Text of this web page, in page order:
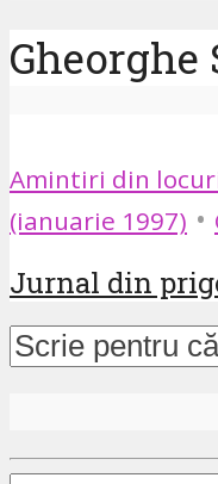
Gheorghe
Amintiri din
(ianuarie 1997) •
Jurnal din